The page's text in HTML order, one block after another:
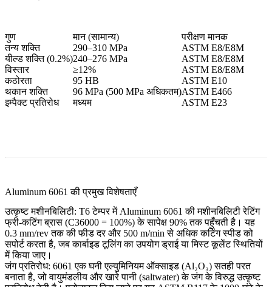
गुण मान (सामान्य)
परीक्षण मानक
तन्य शक्ति
290–310 MPa
ASTM E8/E8M
यील्ड शक्ति (0.2%)240–276 MPa
ASTM E8/E8M
विस्तार
≥12%
ASTM E8/E8M
कठोरता
95 HB
ASTM E10
थकान शक्ति
96 MPa (500 MPa अधिकतम)ASTM E466
इम्पैक्ट प्रतिरोध
मध्यम ASTM E23
Aluminum 6061 की प्रमुख विशेषताएँ
उत्कृष्ट मशीनबिलिटी: T6 टेम्पर में Aluminum 6061 की मशीनबिलिटी रेटिंग
फ्री-कटिंग ब्रास (C36000 = 100%) के सापेक्ष 90% तक पहुँचती है। यह
0.3 mm/rev तक की फीड दर और 500 m/min से अधिक कटिंग स्पीड को
सपोर्ट करता है, जब कार्बाइड टूलिंग का उपयोग ड्राई या मिस्ट कूलेंट स्थितियों
में किया जाए।
जंग प्रतिरोध: 6061 एक घनी एल्युमिनियम ऑक्साइड (Al₂O₃) सतही परत
बनाता है, जो वायुमंडलीय और खारे पानी (saltwater) के जंग के विरुद्ध उत्कृष्ट